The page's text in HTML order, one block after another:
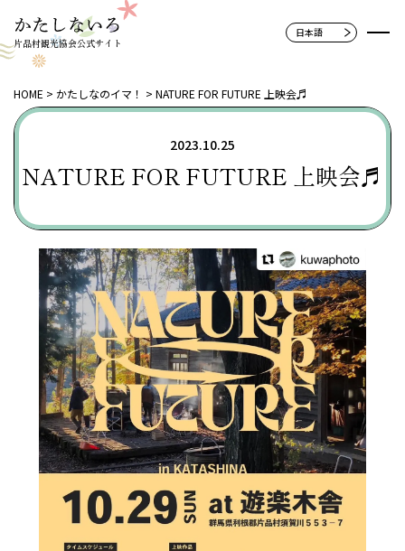
片品村観光協会公式サイト
HOME かたしなのイマ！ NATURE FOR FUTURE 上映会♬
2023.10.25
NATURE FOR FUTURE 上映会♬